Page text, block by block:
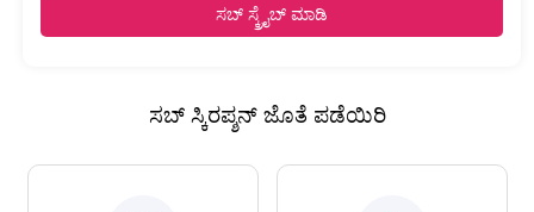
ಸಬ್ ಸ್ಕ್ರೈಬ್ ಮಾಡಿ
ಸಬ್ ಸ್ಕಿರಪ್ಶನ್ ಜೊತೆ ಪಡೆಯಿರಿ